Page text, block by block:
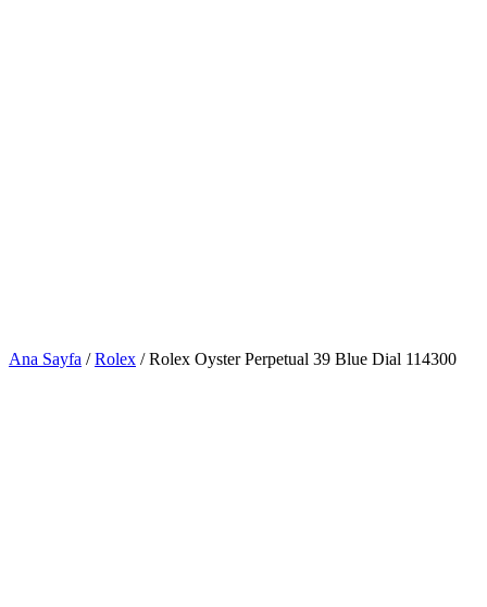
Ana Sayfa /Rolex / Rolex Oyster Perpetual 39 Blue Dial 114300